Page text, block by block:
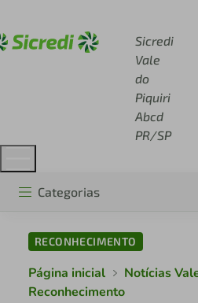
Sicredi
Vale
do
Piquiri
Abcd
PR/SP
Categorias
RECONHECIMENTO
Página inicial
Notícias
Reconhecimento